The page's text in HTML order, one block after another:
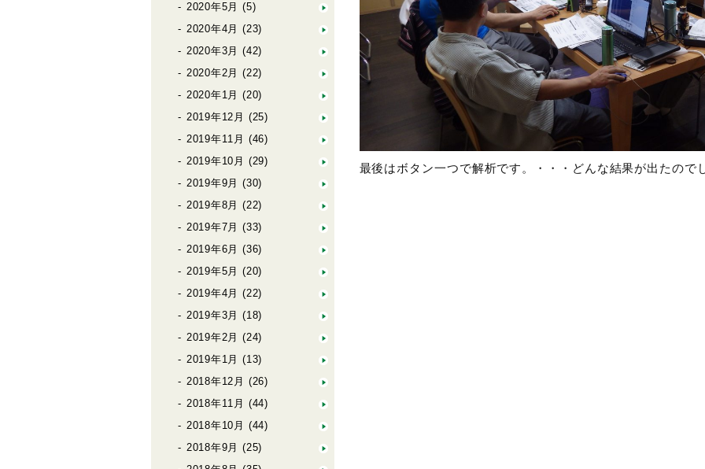
2020年5月 (5)
2020年4月 (23)
2020年3月 (42)
2020年2月 (22)
2020年1月 (20)
2019年12月 (25)
2019年11月 (46)
2019年10月 (29)
2019年9月 (30)
2019年8月 (22)
2019年7月 (33)
2019年6月 (36)
2019年5月 (20)
2019年4月 (22)
2019年3月 (18)
2019年2月 (24)
2019年1月 (13)
2018年12月 (26)
2018年11月 (44)
2018年10月 (44)
2018年9月 (25)
最後はボタン一つで解析です。・・・どんな結果が出たので